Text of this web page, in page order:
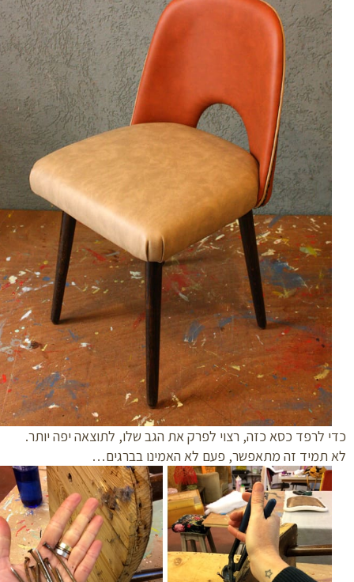
לרפד כסא כזה, רצוי לפרק את הגב שלו, לתוצאה יפה יותר.
תמיד זה מתאפשר, פעם לא האמינו בברגים…